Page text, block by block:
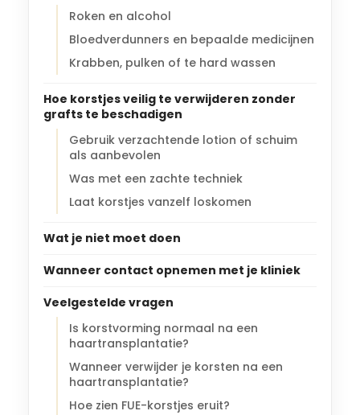
Roken en alcohol
Bloedverdunners en bepaalde medicijnen
Krabben, pulken of te hard wassen
Hoe korstjes veilig te verwijderen zonder
grafts te beschadigen
Gebruik verzachtende lotion of schuim
als aanbevolen
Was met een zachte techniek
Laat korstjes vanzelf loskomen
Wat je niet moet doen
Wanneer contact opnemen met je kliniek
Veelgestelde vragen
Is korstvorming normaal na een
haartransplantatie?
Wanneer verwijder je korsten na een
haartransplantatie?
Hoe zien FUE-korstjes eruit?